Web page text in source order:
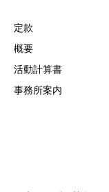
定款
概要
活動計算書
事務所案内